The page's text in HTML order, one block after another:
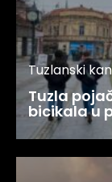
Tuzlanski
Tuzla
bicikala u